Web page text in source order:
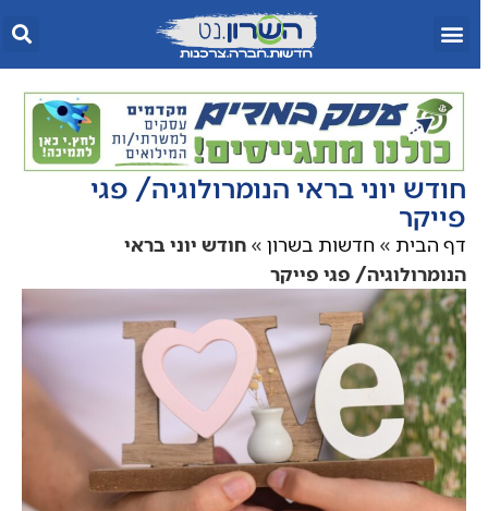
חודש יוני בראי הנומרולוגיה/ פגי
פייקר
דף הבית»חדשות בשרון»חודש יוני בראי
הנומרולוגיה/ פגי פייקר